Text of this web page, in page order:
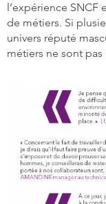
l’expérience
de métiers. Si
univers réputé
métiers ne sont